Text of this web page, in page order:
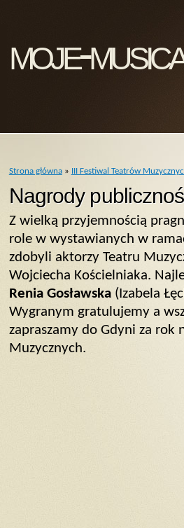
moje-
Strona główna» III Festiwal Teatrów
Nagrody
Z wielką przyjemnością
role w wystawianych w
zdobyli aktorzy Teatru
Wojciecha Kościelniaka.
Renia Gosławska(Izabela
Wygranym gratulujemy a
zapraszamy do Gdyni za rok
Muzycznych.